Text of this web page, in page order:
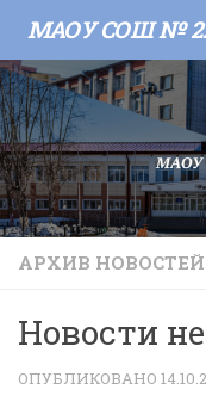
Skip to content
АРХИВ НОВОСТЕЙ
Новости
ОПУБЛИКОВАНО